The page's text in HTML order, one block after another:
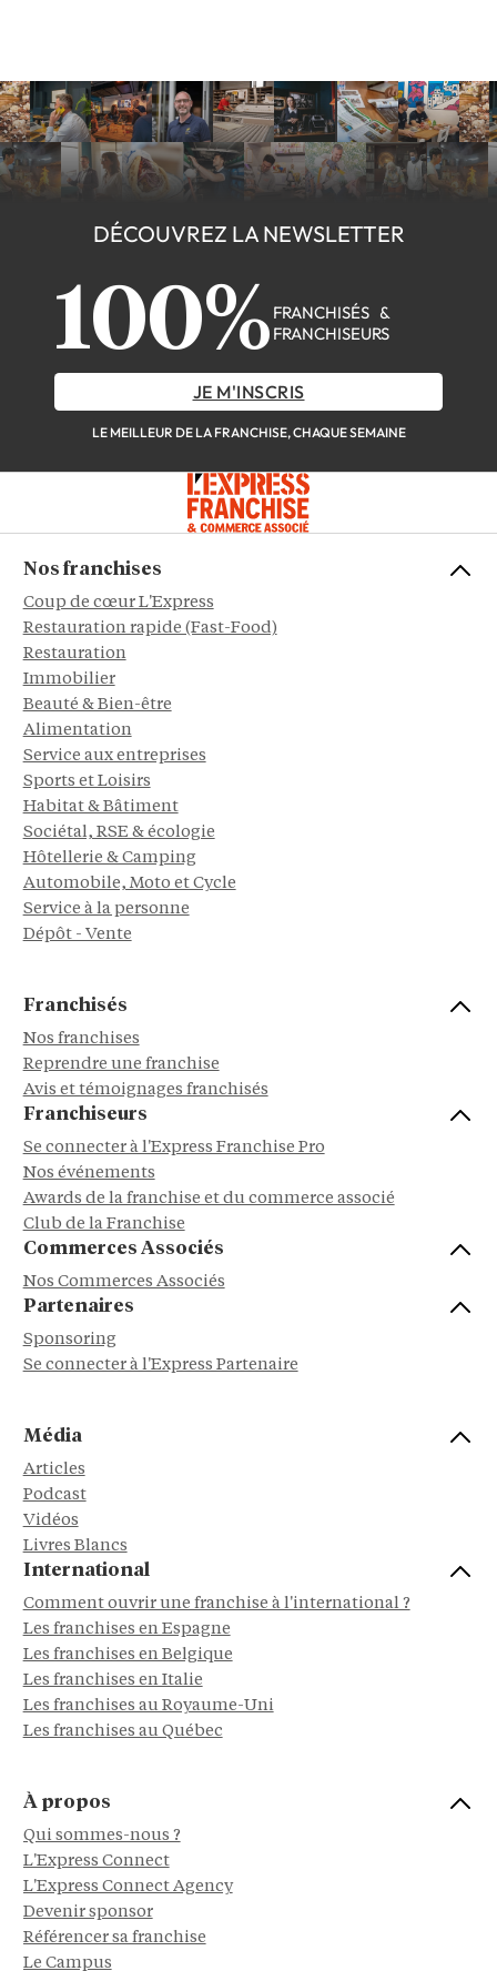
DÉCOUVREZ LA NEWSLETTER
100% FRANCHISÉS &
FRANCHISEURS
JE M'INSCRIS
LE MEILLEUR DE LA FRANCHISE, CHAQUE SEMAINE
Nos franchises
Coup de cœur L'Express
Restauration rapide (Fast-Food)
Restauration
Immobilier
Beauté & Bien-être
Alimentation
Service aux entreprises
Sports et Loisirs
Habitat & Bâtiment
Sociétal, RSE & écologie
Hôtellerie & Camping
Automobile, Moto et Cycle
Service à la personne
Dépôt - Vente
Franchisés
Nos franchises
Reprendre une franchise
Avis et témoignages franchisés
Franchiseurs
Se connecter à l'Express Franchise Pro
Nos événements
Awards de la franchise et du commerce associé
Club de la Franchise
Commerces Associés
Nos Commerces Associés
Partenaires
Sponsoring
Se connecter à l'Express Partenaire
Média
Articles
Podcast
Vidéos
Livres Blancs
International
Comment ouvrir une franchise à l'international ?
Les franchises en Espagne
Les franchises en Belgique
Les franchises en Italie
Les franchises au Royaume-Uni
Les franchises au Québec
À propos
Qui sommes-nous ?
L'Express Connect
L'Express Connect Agency
Devenir sponsor
Référencer sa franchise
Le Campus